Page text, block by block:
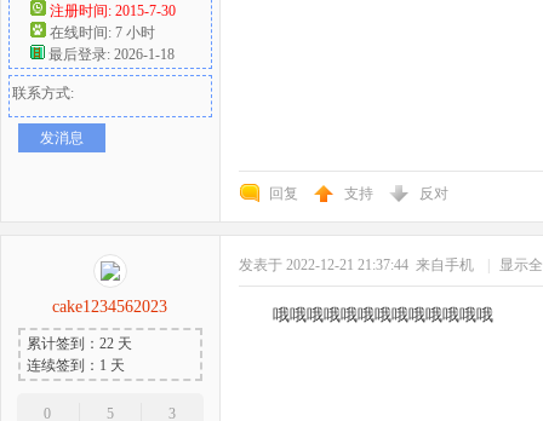
注册时间: 2015-7-30
在线时间: 7 小时
最后登录: 2026-1-18
联系方式:
发消息
回复 支持 反对
cake1234562023
累计签到：22 天
连续签到：1 天
0
5
3
发表于 2022-12-21 21:37:44 来自手机 显示
哦哦哦哦哦哦哦哦哦哦哦哦哦